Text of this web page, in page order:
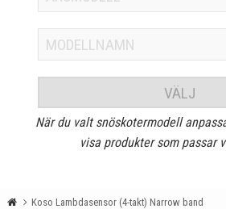
VÄLJ
När du valt snöskotermodell
visa produkter som passar
Koso Lambdasensor (4-takt) Narrow band